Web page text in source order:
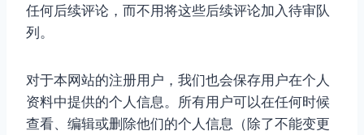
任何后续评论，而不用将这些后续评论加入待审队
列。
对于本网站的注册用户，我们也会保存用户在个人
资料中提供的个人信息。所有用户可以在任何时候
查看、编辑或删除他们的个人信息（除了不能变更